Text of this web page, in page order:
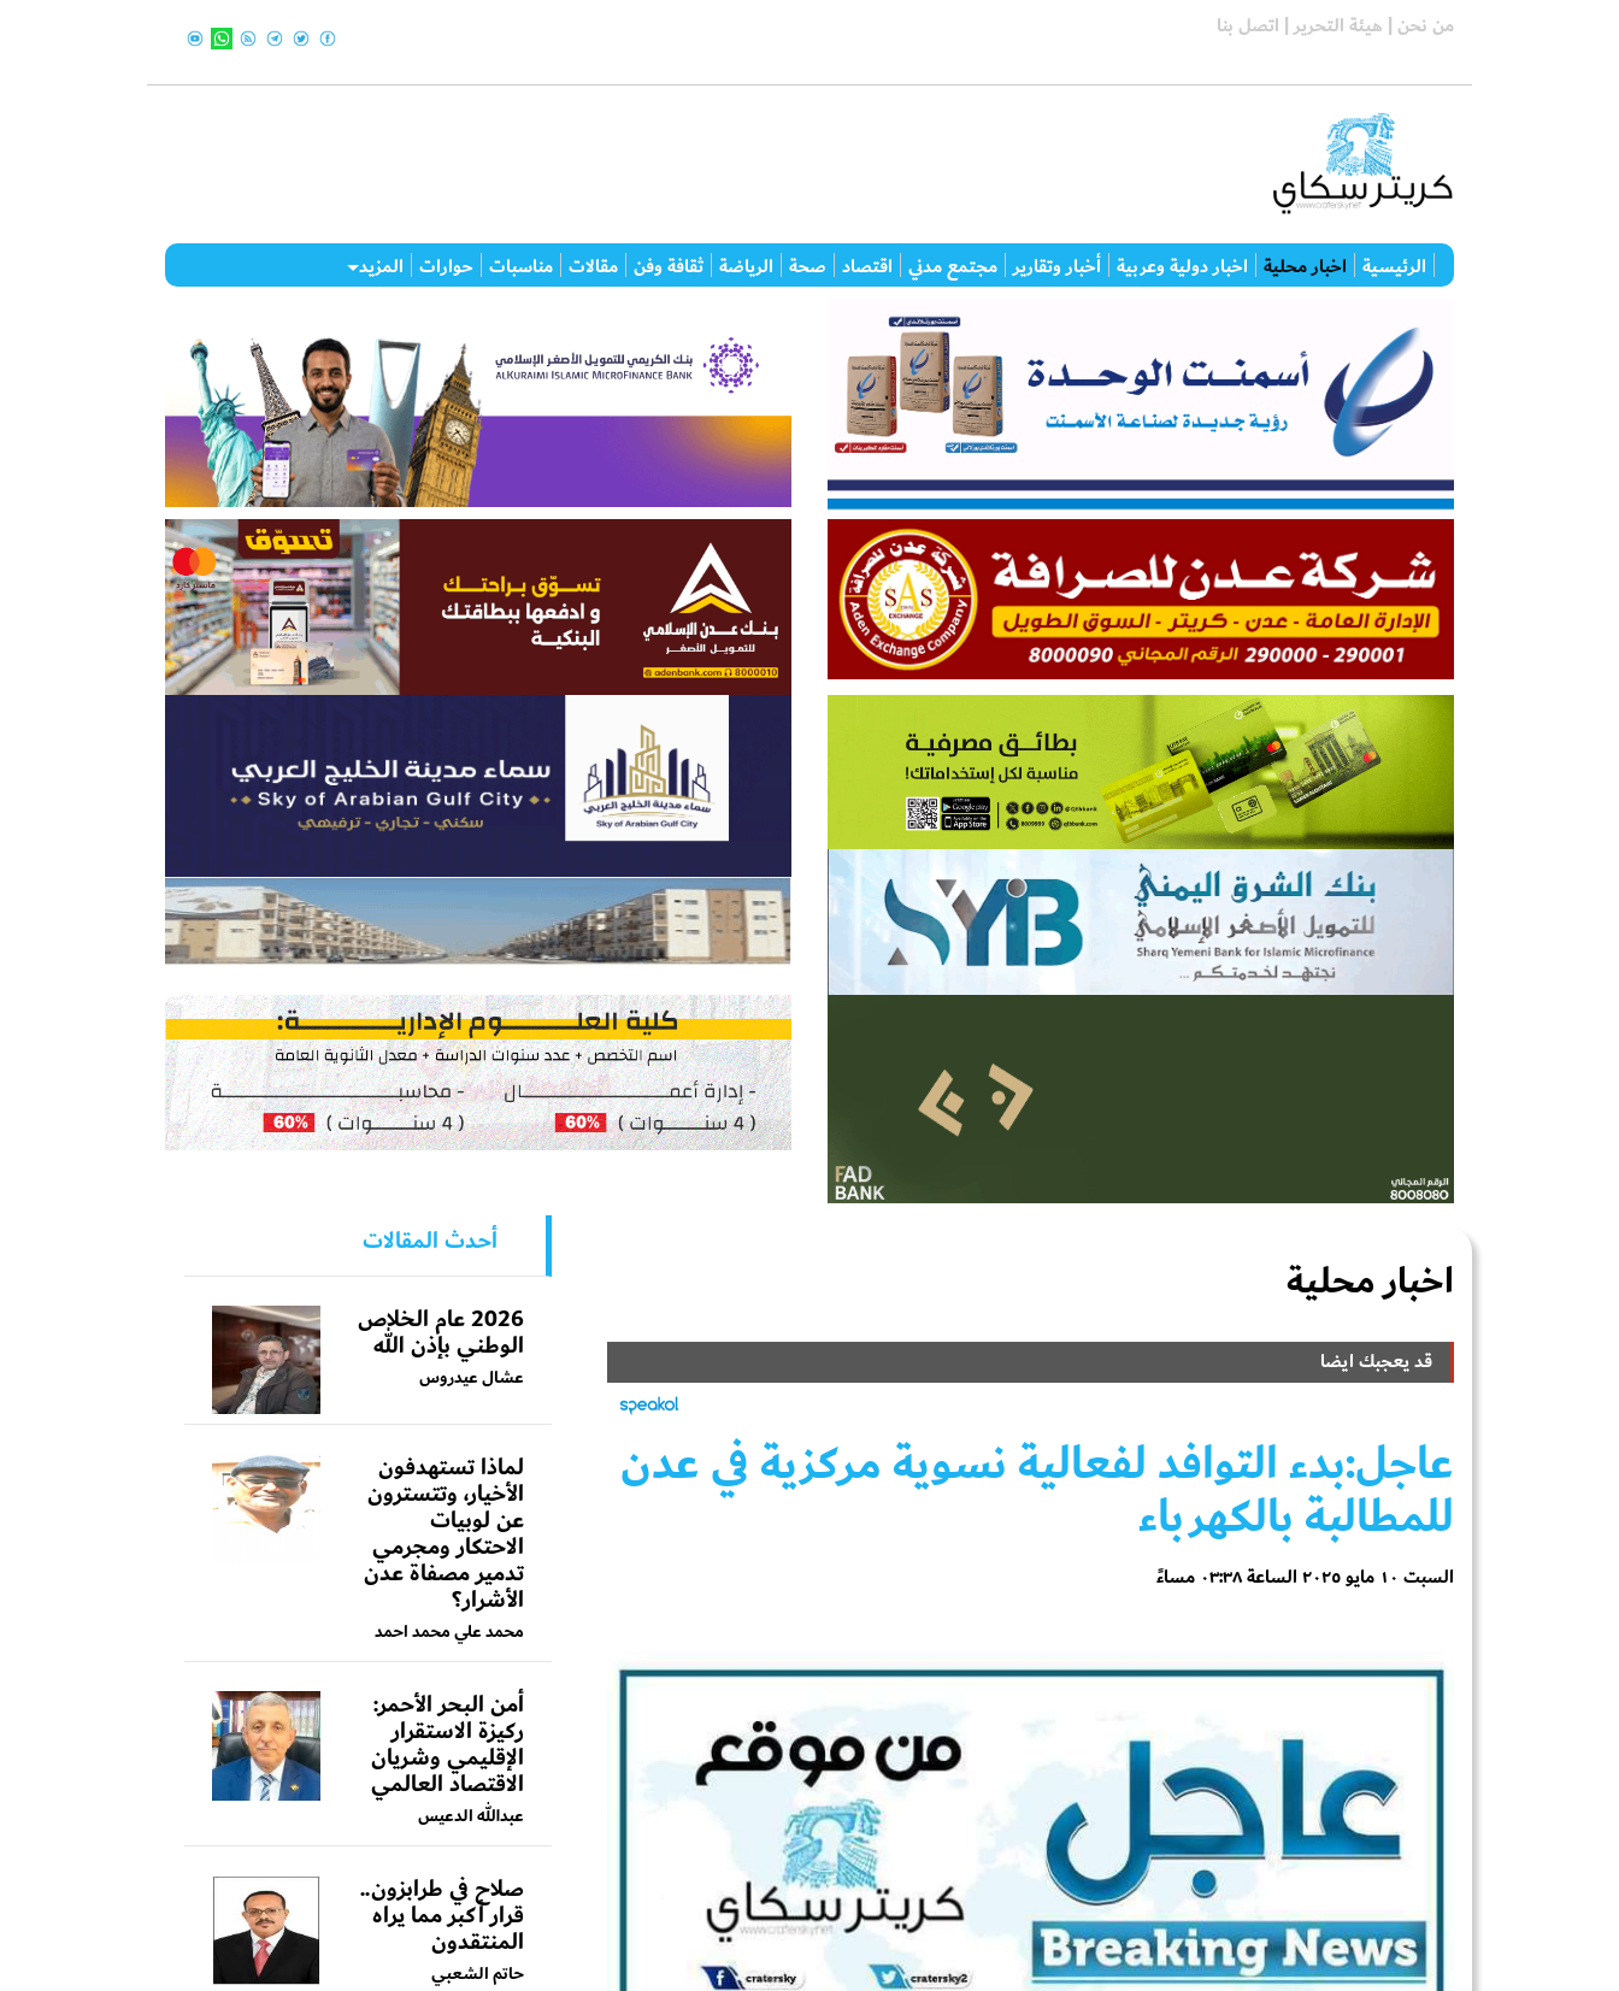
من نحن | هيئة التحرير | اتصل بنا
الرئيسية اخبار محلية اخبار دولية وعربية أخبار وتقارير مجتمع مدني اقتصاد صحة الرياضة ثقافة وفن مقالات مناسبات حوارات المزيد
اخبار محلية
قد يعجبك ايضا
عاجل:بدء التوافد لفعالية نسوية مركزية في عدن
للمطالبة بالكهرباء
السبت ١٠ مايو ٢٠٢٥ الساعة ٠٣:٣٨ مساءً
أحدث المقالات
2026 عام الخلاص
الوطني بإذن الله
عشال عيدروس
لماذا تستهدفون
الأخيار، وتتسترون
عن لوبيات
الاحتكار ومجرمي
تدمير مصفاة عدن
الأشرار؟
محمد علي محمد احمد
أمن البحر الأحمر:
ركيزة الاستقرار
الإقليمي وشريان
الاقتصاد العالمي
عبدالله الدعيس
صلاح في طرابزون..
قرار أكبر مما يراه
المنتقدون
حاتم الشعبي